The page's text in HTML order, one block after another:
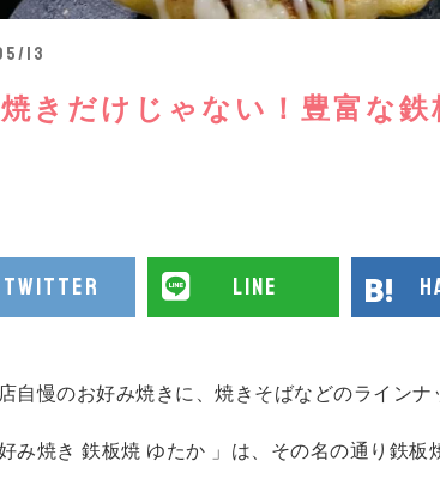
13
きだけじゃない！豊富な
twitter line
自慢のお好み焼きに、焼きそばなどのラインナ
み焼き 鉄板焼 ゆたか 」は、その名の通り鉄板